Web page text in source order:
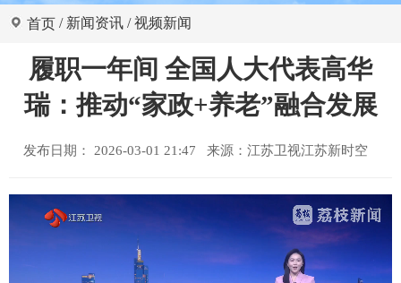
首页 / 新闻资讯 /视频新闻
履职一年间 全国人大代表高华
瑞：推动“家政+养老”融合发展
发布日期： 2026-03-01 21:47 来源： 江苏卫视江苏新时空